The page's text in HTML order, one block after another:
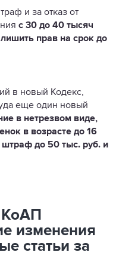
и за отказ от
с 30 до 40 тысяч
лишить прав на срок до
в новый Кодекс,
еще один новый
в нетрезвом виде,
в возрасте до 16
штраф до 50 тыс. руб. и
изменения
статьи за